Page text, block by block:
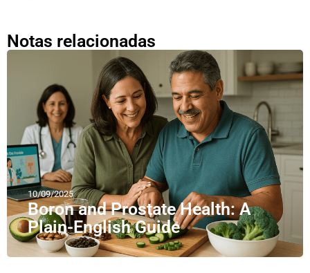
Notas relacionadas
10/09/2025
Boron and Prostate Health: A
Plain-English Guide